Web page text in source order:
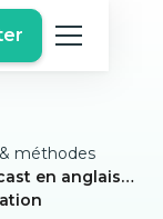
méthodes
en anglais…